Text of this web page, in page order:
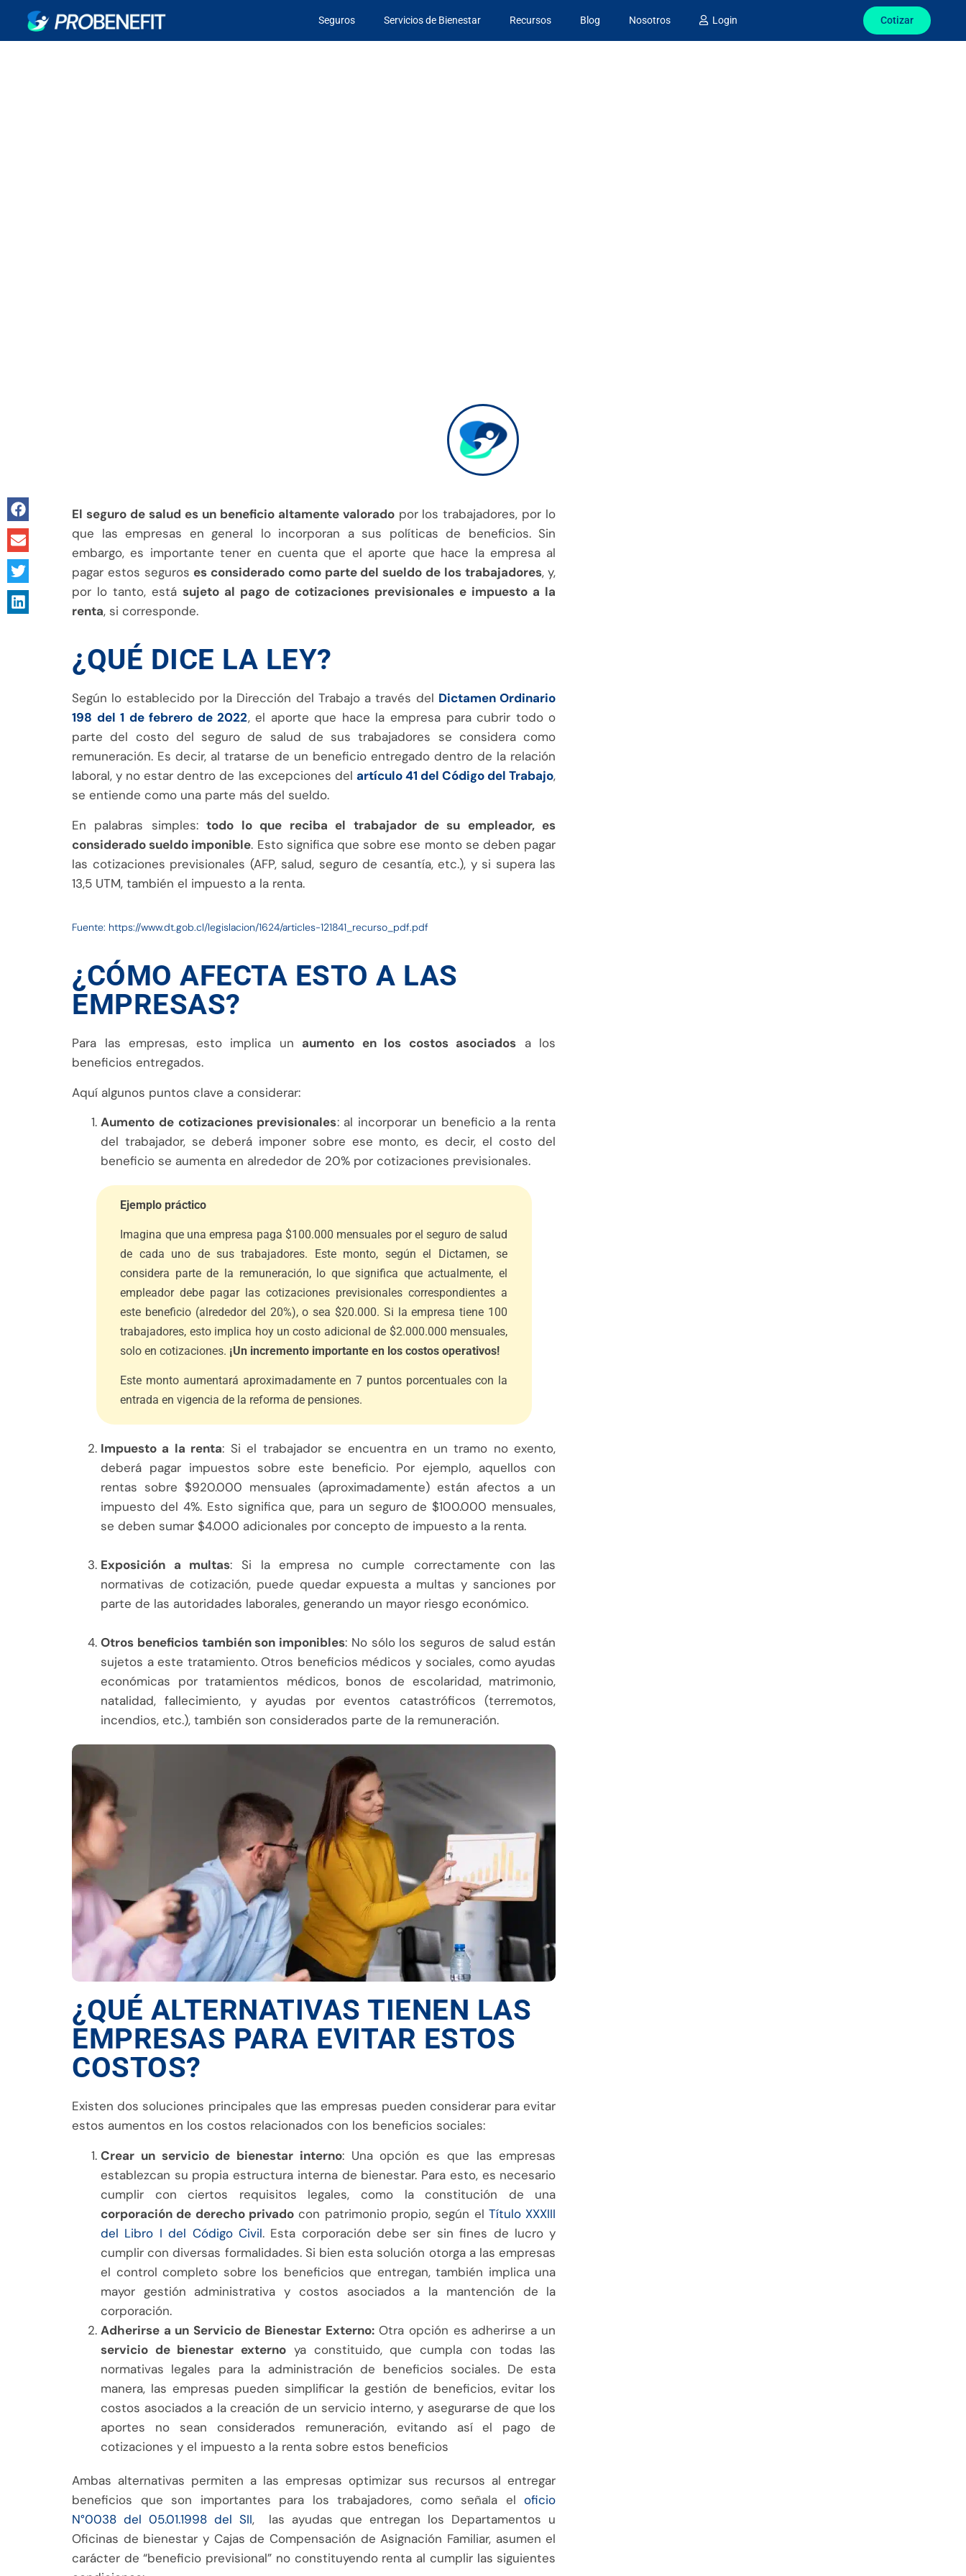
Seguros Servicios de Bienestar Recursos Blog Nosotros Login Cotizar
El seguro de salud es un beneficio altamente valoradopor los trabajadores, por lo
que las empresas en general lo incorporan a sus políticas de beneficios. Sin
embargo, es importante tener en cuenta que el aporte que hace la empresa al
pagar estos seguros es considerado como parte del sueldo de los trabajadores, y,
por lo tanto, estásujeto al pago de cotizaciones previsionales e impuesto a la
renta, si corresponde.
¿QUÉ DICE LA LEY?
Según lo establecido por la Dirección del Trabajo a través del Dictamen Ordinario
198 del 1 de febrero de 2022, el aporte que hace la empresa para cubrir todo o
parte del costo del seguro de salud de sus trabajadores se considera como
remuneración. Es decir, al tratarse de un beneficio entregado dentro de la relación
laboral, y no estar dentro de las excepciones del artículo 41 del Código del Trabajo,
se entiende como una parte más del sueldo.
En palabras simples:todo lo que reciba el trabajador de su empleador, es
considerado sueldo imponible. Esto significa que sobre ese monto se deben pagar
las cotizaciones previsionales (AFP, salud, seguro de cesantía, etc.), y si supera las
13,5 UTM, también el impuesto a la renta.
Fuente: https://www.dt.gob.cl/legislacion/1624/articles-121841_recurso_pdf.pdf
¿CÓMO AFECTA ESTO A LAS
EMPRESAS?
Para las empresas, esto implica un aumento en los costos asociados a los
beneficios entregados.
Aquí algunos puntos clave a considerar:
Aumento de cotizaciones previsionales: al incorporar un beneficio a la renta
del trabajador, se deberá imponer sobre ese monto, es decir, el costo del
beneficio se aumenta en alrededor de 20% por cotizaciones previsionales.
Ejemplo práctico
Imagina que una empresa paga $100.000 mensuales por el seguro de salud
de cada uno de sus trabajadores. Este monto, según el Dictamen, se
considera parte de la remuneración, lo que significa que actualmente, el
empleador debe pagar las cotizaciones previsionales correspondientes a
este beneficio (alrededor del 20%), o sea $20.000. Si la empresa tiene 100
trabajadores, esto implica hoy un costo adicional de $2.000.000 mensuales,
solo en cotizaciones. ¡Un incremento importante en los costos operativos!
Este monto aumentará aproximadamente en 7 puntos porcentuales con la
entrada en vigencia de la reforma de pensiones.
Impuesto a la renta: Si el trabajador se encuentra en un tramo no exento,
deberá pagar impuestos sobre este beneficio. Por ejemplo, aquellos con
rentas sobre $920.000 mensuales (aproximadamente) están afectos a un
impuesto del 4%. Esto significa que, para un seguro de $100.000 mensuales,
se deben sumar $4.000 adicionales por concepto de impuesto a la renta.
Exposición a multas: Si la empresa no cumple correctamente con las
normativas de cotización, puede quedar expuesta a multas y sanciones por
parte de las autoridades laborales, generando un mayor riesgo económico.
Otros beneficios también son imponibles: No sólo los seguros de salud están
sujetos a este tratamiento. Otros beneficios médicos y sociales, como ayudas
económicas por tratamientos médicos, bonos de escolaridad, matrimonio,
natalidad, fallecimiento, y ayudas por eventos catastróficos (terremotos,
incendios, etc.), también son considerados parte de la remuneración.
¿QUÉ ALTERNATIVAS TIENEN LAS
EMPRESAS PARA EVITAR ESTOS
COSTOS?
Existen dos soluciones principales que las empresas pueden considerar para evitar
estos aumentos en los costos relacionados con los beneficios sociales:
Crear un servicio de bienestar interno: Una opción es que las empresas
establezcan su propia estructura interna de bienestar. Para esto, es necesario
cumplir con ciertos requisitos legales, como la constitución de una
corporación de derecho privado con patrimonio propio, según el Título XXXIII
del Libro I del Código Civil. Esta corporación debe ser sin fines de lucro y
cumplir con diversas formalidades. Si bien esta solución otorga a las empresas
el control completo sobre los beneficios que entregan, también implica una
mayor gestión administrativa y costos asociados a la mantención de la
corporación.
Adherirse a un Servicio de Bienestar Externo:Otra opción es adherirse a un
servicio de bienestar externo ya constituido, que cumpla con todas las
normativas legales para la administración de beneficios sociales. De esta
manera, las empresas pueden simplificar la gestión de beneficios, evitar los
costos asociados a la creación de un servicio interno, y asegurarse de que los
aportes no sean considerados remuneración, evitando así el pago de
cotizaciones y el impuesto a la renta sobre estos beneficios
Ambas alternativas permiten a las empresas optimizar sus recursos al entregar
beneficios que son importantes para los trabajadores, como señala eloficio
N°0038 del 05.01.1998 del SII, las ayudas que entregan los Departamentos u
Oficinas de bienestar y Cajas de Compensación de Asignación Familiar, asumen el
carácter de “beneficio previsional” no constituyendo renta al cumplir las siguientes